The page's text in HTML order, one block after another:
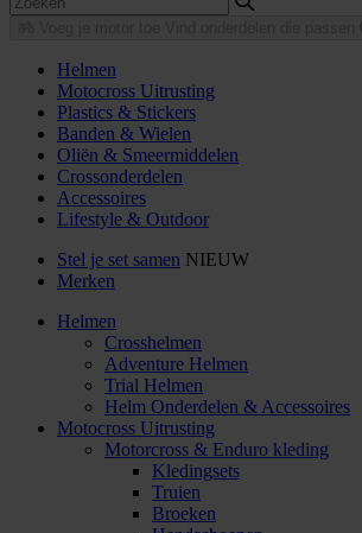
Helmen
Motocross Uitrusting
Plastics & Stickers
Banden & Wielen
Oliën & Smeermiddelen
Crossonderdelen
Accessoires
Lifestyle & Outdoor
Stel je set samen NIEUW
Merken
Helmen
Crosshelmen
Adventure Helmen
Trial Helmen
Helm Onderdelen & Accessoires
Motocross Uitrusting
Motorcross & Enduro kleding
Kledingsets
Truien
Broeken